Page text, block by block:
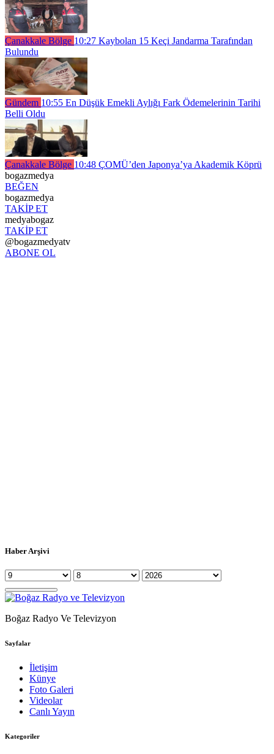
Çanakkale Bölge 10:27 Kaybolan 15 Keçi Jandarma Tarafından
Bulundu
Gündem 10:55 En Düşük Emekli Aylığı Fark Ödemelerinin Tarihi
Belli Oldu
Çanakkale Bölge 10:48 ÇOMÜ’den Japonya’ya Akademik Köprü
bogazmedya
BEĞEN
bogazmedya
TAKİP ET
medyabogaz
TAKİP ET
@bogazmedyatv
ABONE OL
Haber Arşivi
Boğaz Radyo Ve Televizyon
Sayfalar
İletişim
Künye
Foto Galeri
Videolar
Canlı Yayın
Kategoriler